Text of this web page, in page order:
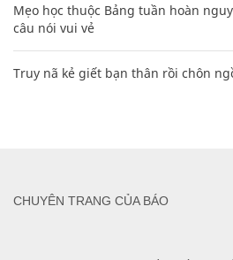
Mẹo học thuộc Bảng tuần hoàn
câu nói vui vẻ
Truy nã kẻ giết bạn thân rồi chôn
CHUYÊN TRANG CỦA BÁO